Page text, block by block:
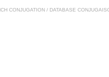
CONJUGATION / DATABASE